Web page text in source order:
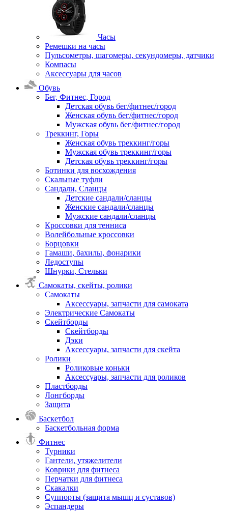
Часы
Ремешки на часы
Пульсометры, шагомеры, секундомеры, датчики
Компасы
Аксессуары для часов
Обувь
Бег, Фитнес, Город
Детская обувь бег/фитнес/город
Женская обувь бег/фитнес/город
Мужская обувь бег/фитнес/город
Треккинг, Горы
Женская обувь треккинг/горы
Мужская обувь треккинг/горы
Детская обувь треккинг/горы
Ботинки для восхождения
Скальные туфли
Сандали, Сланцы
Детские сандали/сланцы
Женские сандали/сланцы
Мужские сандали/сланцы
Кроссовки для тенниса
Волейбольные кроссовки
Борцовки
Гамаши, бахилы, фонарики
Ледоступы
Шнурки, Стельки
Самокаты, скейты, ролики
Самокаты
Аксессуары, запчасти для самоката
Электрические Самокаты
Скейтборды
Скейтборды
Дэки
Аксессуары, запчасти для скейта
Ролики
Роликовые коньки
Аксессуары, запчасти для роликов
Пластборды
Лонгборды
Защита
Баскетбол
Баскетбольная форма
Фитнес
Турники
Гантели, утяжелители
Коврики для фитнеса
Перчатки для фитнеса
Скакалки
Суппорты (защита мышц и суставов)
Эспандеры